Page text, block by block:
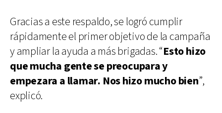
Gracias a este respaldo, se logró cumplir
rápidamente el primer objetivo de la campaña
y ampliar la ayuda a más brigadas. “Esto hizo
que mucha gente se preocupara y
empezara a llamar. Nos hizo mucho bien”,
explicó.